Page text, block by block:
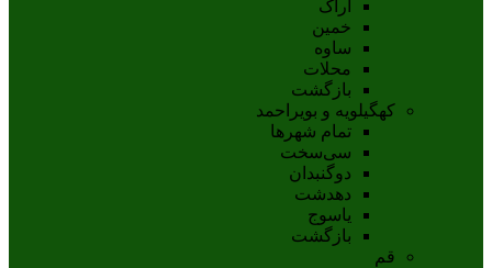
اراک
خمين
ساوه
محلات
بازگشت
کهگیلویه و بویراحمد
تمام شهر‌ها
سی‌سخت
دوگنبدان
دهدشت
ياسوج
بازگشت
قم